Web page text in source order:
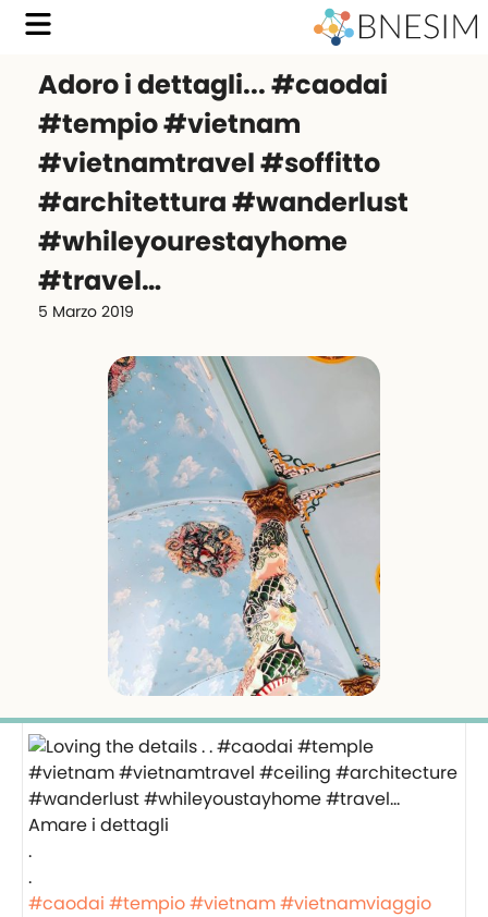
Adoro i dettagli... #caodai
#tempio #vietnam
#vietnamtravel #soffitto
#architettura #wanderlust
#whileyourestayhome
#travel…
5 Marzo 2019
Amare i dettagli
.
.
#caodai #tempio#vietnam#vietnamviaggio